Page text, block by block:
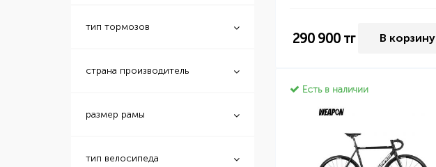
тип тормозов
страна производитель
размер рамы
тип велосипеда
290 900тг В корзину
Есть в наличии